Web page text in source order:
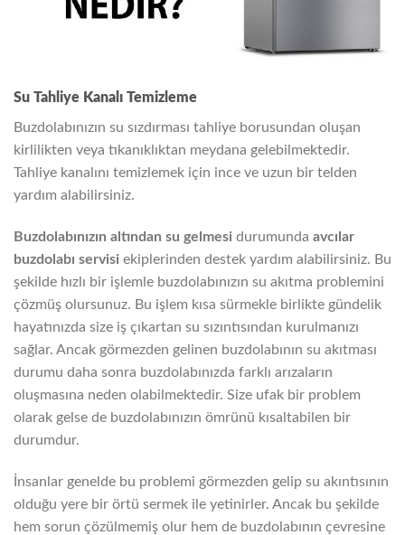
Su Tahliye Kanalı Temizleme
Buzdolabınızın su sızdırması tahliye borusundan oluşan
kirlilikten veya tıkanıklıktan meydana gelebilmektedir.
Tahliye kanalını temizlemek için ince ve uzun bir telden
yardım alabilirsiniz.
Buzdolabınızın altından su gelmesi durumunda avcılar
buzdolabı servisi ekiplerinden destek yardım alabilirsiniz. Bu
şekilde hızlı bir işlemle buzdolabınızın su akıtma problemini
çözmüş olursunuz. Bu işlem kısa sürmekle birlikte gündelik
hayatınızda size iş çıkartan su sızıntısından kurulmanızı
sağlar. Ancak görmezden gelinen buzdolabının su akıtması
durumu daha sonra buzdolabınızda farklı arızaların
oluşmasına neden olabilmektedir. Size ufak bir problem
olarak gelse de buzdolabınızın ömrünü kısaltabilen bir
durumdur.
İnsanlar genelde bu problemi görmezden gelip su akıntısının
olduğu yere bir örtü sermek ile yetinirler. Ancak bu şekilde
hem sorun çözülmemiş olur hem de buzdolabının çevresine